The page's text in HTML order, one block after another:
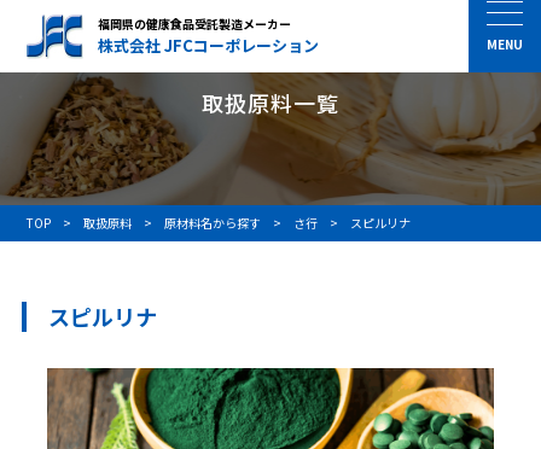
福岡県の健康食品受託製造メーカー
株式会社 JFCコーポレーション
取扱原料一覧
TOP 取扱原料 原材料名から探す さ行 スピルリナ
スピルリナ